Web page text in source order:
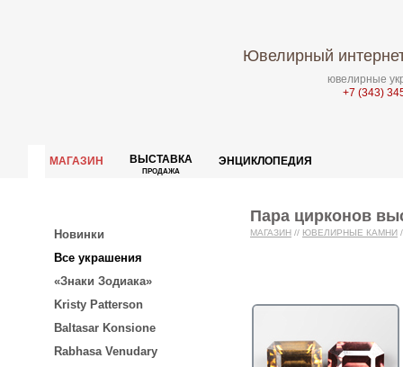
Ювелирный
ювелирные
+7 (343)
МАГАЗИН ВЫСТАВКА
ПРОДАЖА
ЭНЦИКЛОПЕДИЯ
Новинки
Все украшения
«Знаки Зодиака»
Kristy Patterson
Baltasar Konsione
Rabhasa Venudary
Пара цирконов
МАГАЗИН // ЮВЕЛИРНЫЕ КАМНИ